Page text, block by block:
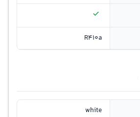
R410a
white